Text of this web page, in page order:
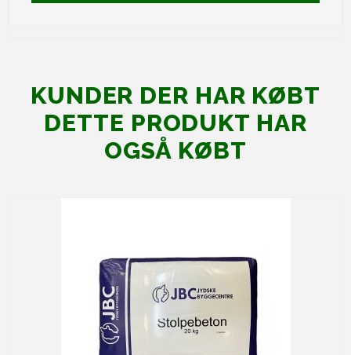
KUNDER DER HAR KØBT
DETTE PRODUKT HAR
OGSÅ KØBT